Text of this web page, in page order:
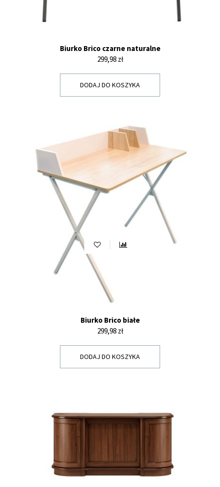
Biurko Brico czarne naturalne
Cena
299,98 zł
DODAJ DO KOSZYKA
Biurko Brico białe
Cena
299,98 zł
DODAJ DO KOSZYKA